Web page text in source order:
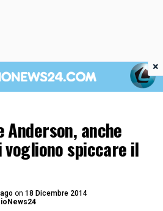
Anderson, anche
vogliono spiccare il
on 18 Dicembre 2014
×